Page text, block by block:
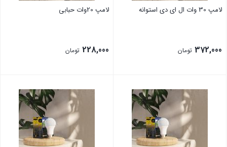
لامپ 30 وات ال ای دی استوانه
372,000 تومان
لامپ 20وات حبابی
228,000 تومان